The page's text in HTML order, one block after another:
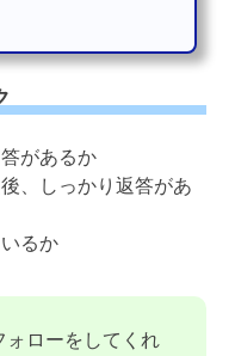
があるか
、しっかり返答があ
るか
ォローをしてくれ